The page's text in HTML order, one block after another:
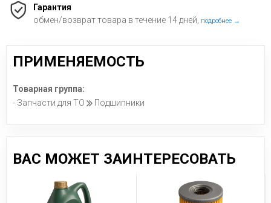
Гарантия
обмен/возврат товара в течение 14 дней,
подробнее →
ПРИМЕНЯЕМОСТЬ
Товарная группа:
- Запчасти для ТО
Подшипники
ВАС МОЖЕТ ЗАИНТЕРЕСОВАТЬ